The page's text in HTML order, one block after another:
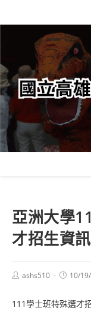
轉
要
內
容
亞洲大學
才招生資訊
Postashs510
Post10/
111學士班特殊選才